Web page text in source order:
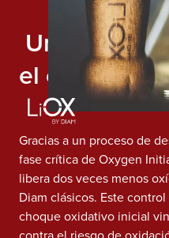
Un avance
el control
Gracias a un proceso de
fase crítica de Oxygen
libera dos veces menos
Diam clásicos. Este
choque oxidativo inicial